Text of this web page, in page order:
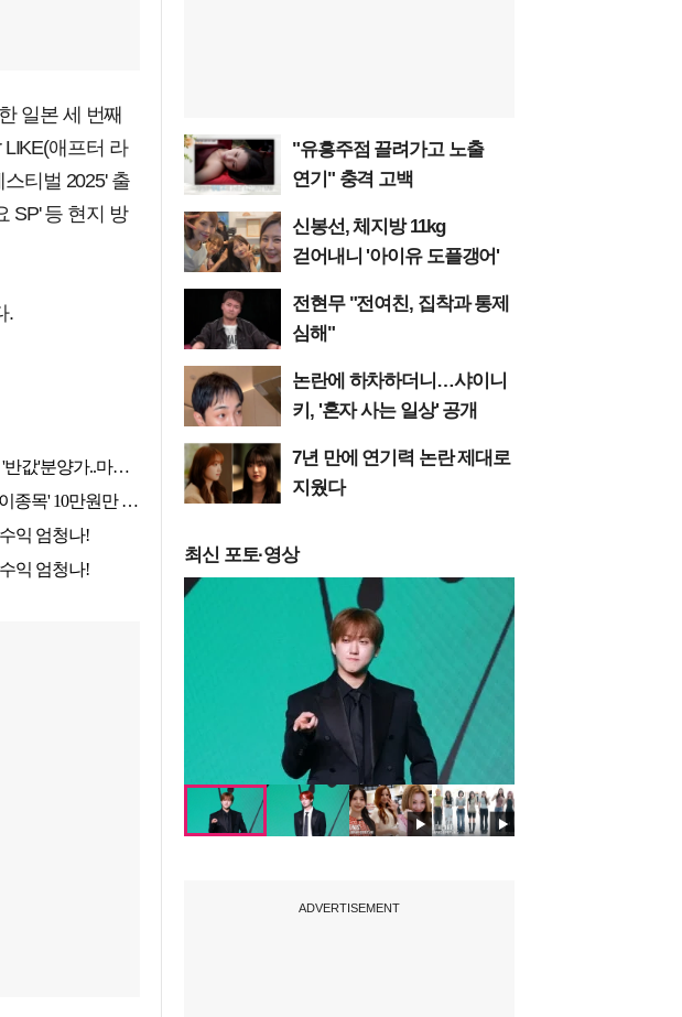
일본 세 번째
LIKE(애프터 라
티벌 2025' 출
SP' 등 현지 방
.
"유흥주점 끌려가고 노출
연기" 충격 고백
신봉선, 체지방 11kg
걷어내니 '아이유 도플갱어'
전현무 "전여친, 집착과 통제
심해"
논란에 하차하더니…샤이니
키, '혼자 사는 일상' 공개
7년 만에 연기력 논란 제대로
지웠다
최신 포토·영상
ADVERTISEMENT